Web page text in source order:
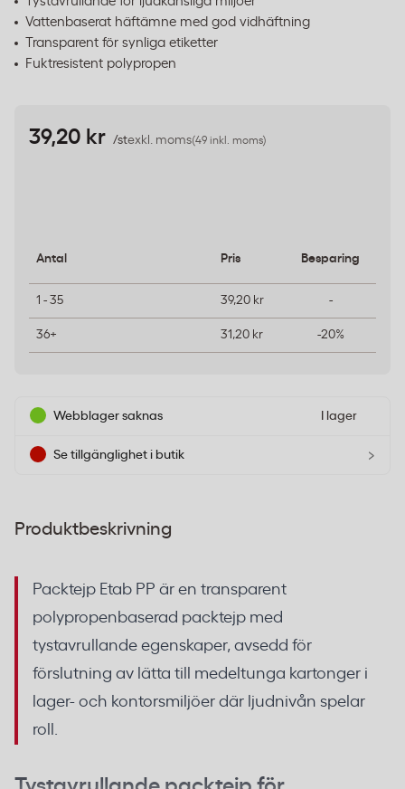
Vattenbaserat häftämne med god vidhäftning
Transparent för synliga etiketter
Fuktresistent polypropen
39,20 kr /stexkl. moms(49 inkl. moms)
Antal Pris Besparing
1 - 35 39,20 kr -
36+ 31,20 kr -20%
Webblager saknas I lager
Se tillgänglighet i butik ›
Produktbeskrivning
Packtejp Etab PP är en transparent
polypropenbaserad packtejp med
tystavrullande egenskaper, avsedd för
förslutning av lätta till medeltunga kartonger i
lager- och kontorsmiljöer där ljudnivån spelar
roll.